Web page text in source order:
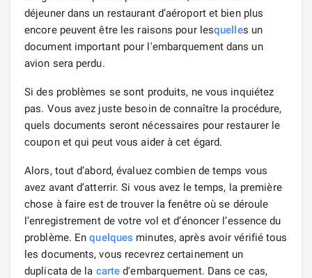
déjeuner dans un restaurant d’aéroport et bien plus
encore peuvent être les raisons pour lesquelles un
document important pour l'embarquement dans un
avion sera perdu.
Si des problèmes se sont produits, ne vous inquiétez
pas. Vous avez juste besoin de connaître la procédure,
quels documents seront nécessaires pour restaurer le
coupon et qui peut vous aider à cet égard.
Alors, tout d’abord, évaluez combien de temps vous
avez avant d’atterrir. Si vous avez le temps, la première
chose à faire est de trouver la fenêtre où se déroule
l’enregistrement de votre vol et d’énoncer l’essence du
problème. Enquelques minutes, après avoir vérifié tous
les documents, vous recevrez certainement un
duplicata de la carte d'embarquement. Dans ce cas,